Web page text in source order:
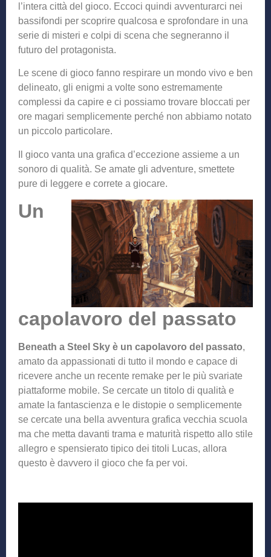
l’intera città del gioco. Eccoci quindi avventurarci nei
bassifondi per scoprire qualcosa e sprofondare in una
serie di misteri e colpi di scena che segneranno il
futuro del protagonista.
Le scene di gioco fanno respirare un mondo vivo e ben
delineato, gli enigmi a volte sono estremamente
complessi da capire e ci possiamo trovare bloccati per
ore magari semplicemente perché non abbiamo notato
un piccolo particolare.
Il gioco vanta una grafica d’eccezione assieme a un
sonoro di qualità. Se amate gli adventure, smettete
pure di leggere e correte a giocare.
Un
capolavoro del passato
Beneath a Steel Sky è un capolavoro del passato,
amato da appassionati di tutto il mondo e capace di
ricevere anche un recente remake per le più svariate
piattaforme mobile. Se cercate un titolo di qualità e
amate la fantascienza e le distopie o semplicemente
se cercate una bella avventura grafica vecchia scuola
ma che metta davanti trama e maturità rispetto allo stile
allegro e spensierato tipico dei titoli Lucas, allora
questo è davvero il gioco che fa per voi.